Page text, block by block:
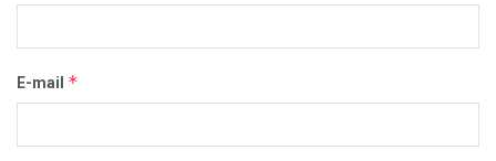
E-mail *